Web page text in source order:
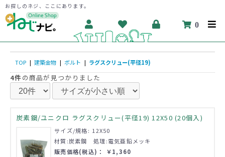
お探しのネジ、ここにあります。
0
TOP | 建築金物 | ボルト | ラグスクリュー(平径19)
4件の商品が見つかりました
炭素鋼/ユニクロ ラグスクリュー(平径19) 12X50 (20個入)
サイズ/規格: 12X50
材質:炭素鋼 処理:電気亜鉛メッキ
販売価格(税込)： ￥1,360